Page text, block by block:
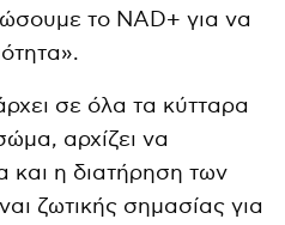
το NAD+ για να
σε όλα τα κύτταρα
αρχίζει να
και η διατήρηση των
ζωτικής σημασίας για